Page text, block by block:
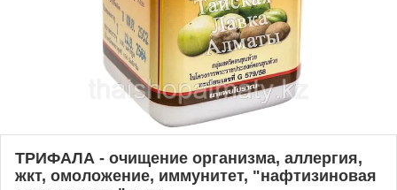
ТРИФАЛА - очищение организма, аллергия,
жкт, омоложение, иммунитет, "нафтизиновая